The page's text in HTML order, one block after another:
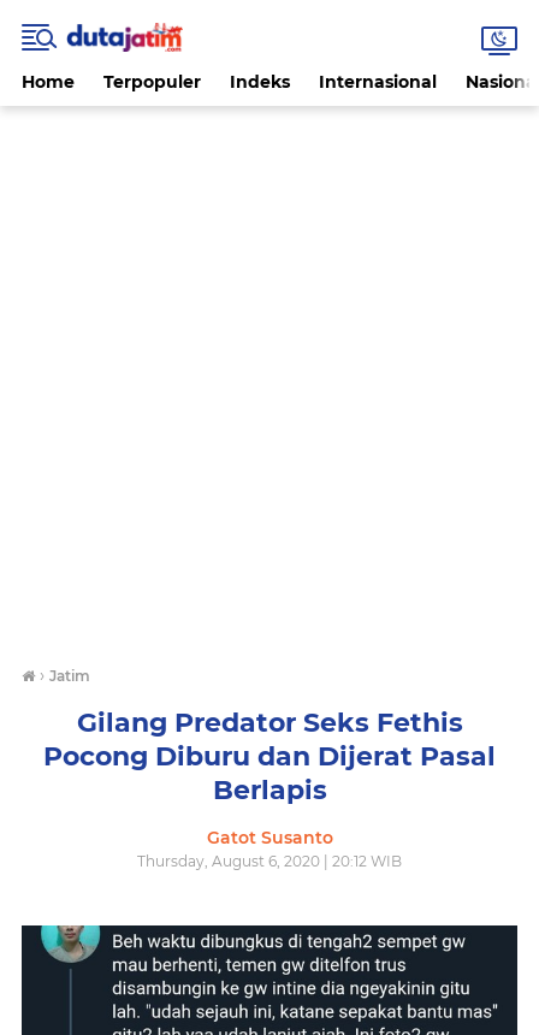
Home Terpopuler Indeks Internasional
› Jatim
Gilang Predator Seks Fethis
Pocong Diburu dan Dijerat Pasal
Berlapis
Gatot Susanto
Thursday, August 6, 2020 | 20:12 WIB